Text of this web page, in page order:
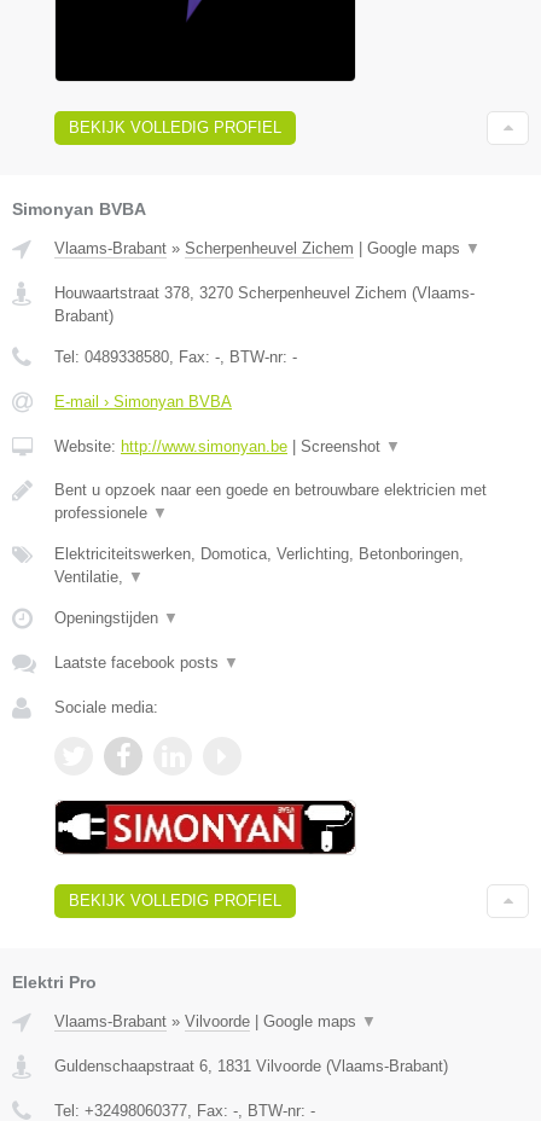
BEKIJK VOLLEDIG PROFIEL
Simonyan BVBA
Vlaams-Brabant » Scherpenheuvel Zichem Google maps ▼
Houwaartstraat 378, 3270 Scherpenheuvel Zichem (Vlaams-
Brabant)
Tel: 0489338580, Fax: -, BTW-nr: -
E-mail › Simonyan BVBA
Website: http://www.simonyan.be Screenshot ▼
Bent u opzoek naar een goede en betrouwbare elektricien met
professionele ▼
Elektriciteitswerken, Domotica, Verlichting, Betonboringen,
Ventilatie, ▼
Openingstijden ▼
Laatste facebook posts ▼
Sociale media:
BEKIJK VOLLEDIG PROFIEL
Elektri Pro
Vlaams-Brabant » Vilvoorde Google maps ▼
Guldenschaapstraat 6, 1831 Vilvoorde (Vlaams-Brabant)
Tel: +32498060377, Fax: -, BTW-nr: -